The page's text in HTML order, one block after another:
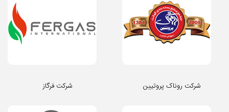
شرکت فرگاز شرکت روناک پروتیین